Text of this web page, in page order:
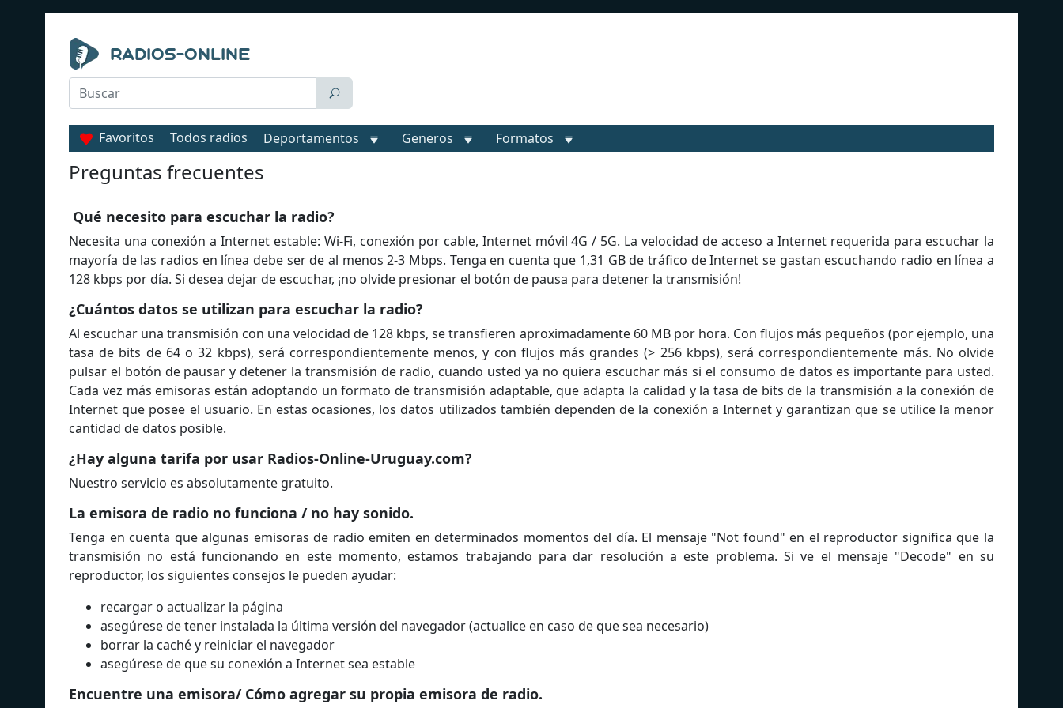
Favoritos Todos radios Deportamentos Generos Formatos
Preguntas frecuentes
Qué necesito para escuchar la radio?
Necesita una conexión a Internet estable: Wi-Fi, conexión por cable, Internet móvil 4G / 5G. La velocidad de acceso a Internet requerida para escuchar la
mayoría de las radios en línea debe ser de al menos 2-3 Mbps. Tenga en cuenta que 1,31 GB de tráfico de Internet se gastan escuchando radio en línea a
128 kbps por día. Si desea dejar de escuchar, ¡no olvide presionar el botón de pausa para detener la transmisión!
¿Cuántos datos se utilizan para escuchar la radio?
Al escuchar una transmisión con una velocidad de 128 kbps, se transfieren aproximadamente 60 MB por hora. Con flujos más pequeños (por ejemplo, una
tasa de bits de 64 o 32 kbps), será correspondientemente menos, y con flujos más grandes (> 256 kbps), será correspondientemente más. No olvide
pulsar el botón de pausar y detener la transmisión de radio, cuando usted ya no quiera escuchar más si el consumo de datos es importante para usted.
Cada vez más emisoras están adoptando un formato de transmisión adaptable, que adapta la calidad y la tasa de bits de la transmisión a la conexión de
Internet que posee el usuario. En estas ocasiones, los datos utilizados también dependen de la conexión a Internet y garantizan que se utilice la menor
cantidad de datos posible.
¿Hay alguna tarifa por usar Radios-Online-Uruguay.com?
Nuestro servicio es absolutamente gratuito.
La emisora de radio no funciona / no hay sonido.
Tenga en cuenta que algunas emisoras de radio emiten en determinados momentos del día. El mensaje "Not found" en el reproductor significa que la
transmisión no está funcionando en este momento, estamos trabajando para dar resolución a este problema. Si ve el mensaje "Decode" en su
reproductor, los siguientes consejos le pueden ayudar:
recargar o actualizar la página
asegúrese de tener instalada la última versión del navegador (actualice en caso de que sea necesario)
borrar la caché y reiniciar el navegador
asegúrese de que su conexión a Internet sea estable
Encuentre una emisora/ Cómo agregar su propia emisora de radio.